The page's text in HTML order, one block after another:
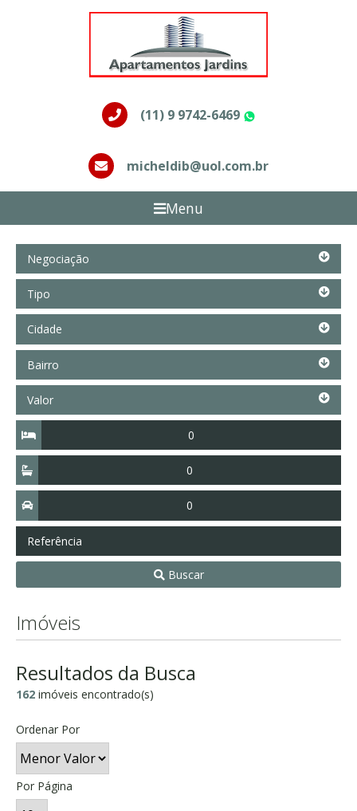
(11) 9 9742-6469
micheldib@uol.com.br
Menu
Negociação
Tipo
Cidade
Cidade
Bairro
Valor
Quartos
Suítes
Vagas
Buscar
Imóveis
Resultados da Busca
162 imóveis encontrado(s)
Ordenar Por
Por Página